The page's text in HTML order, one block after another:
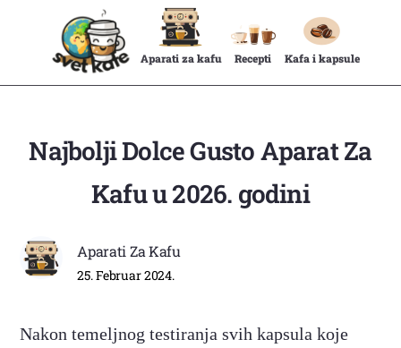
Aparati za kafu Recepti Kafa i kapsule
Najbolji Dolce Gusto Aparat Za
Kafu u 2026. godini
Aparati Za Kafu
25. Februar 2024.
Nakon temeljnog testiranja svih kapsula koje